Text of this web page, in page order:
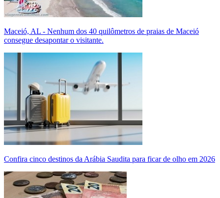
Maceió, AL - Nenhum dos 40 quilômetros de praias de Maceió
consegue desapontar o visitante.
Confira cinco destinos da Arábia Saudita para ficar de olho em 2026